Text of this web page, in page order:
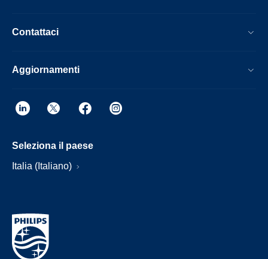
Contattaci
Aggiornamenti
Seleziona il paese
Italia (Italiano)